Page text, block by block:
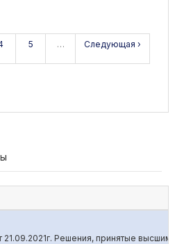
5 … Следующая ›
Решения, принятые высшим